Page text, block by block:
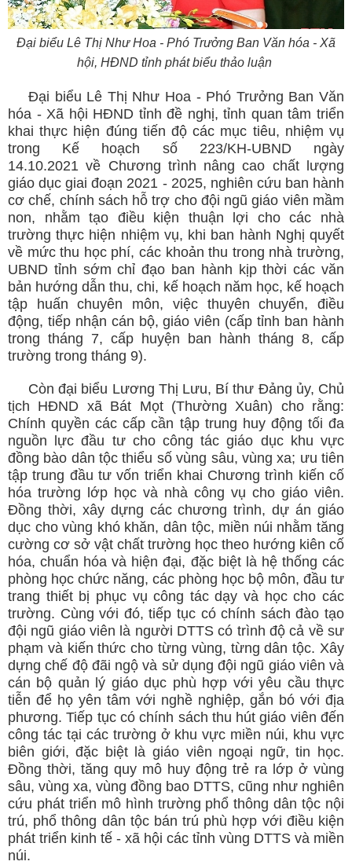
Đại biểu Lê Thị Như Hoa - Phó Trưởng Ban Văn hóa - Xã
hội, HĐND tỉnh phát biểu thảo luận
Đại biểu Lê Thị Như Hoa - Phó Trưởng Ban Văn
hóa - Xã hội HĐND tỉnh đề nghị, tỉnh quan tâm triển
khai thực hiện đúng tiến độ các mục tiêu, nhiệm vụ
trong Kế hoạch số 223/KH-UBND ngày
14.10.2021 về Chương trình nâng cao chất lượng
giáo dục giai đoạn 2021 - 2025, nghiên cứu ban hành
cơ chế, chính sách hỗ trợ cho đội ngũ giáo viên mầm
non, nhằm tạo điều kiện thuận lợi cho các nhà
trường thực hiện nhiệm vụ, khi ban hành Nghị quyết
về mức thu học phí, các khoản thu trong nhà trường,
UBND tỉnh sớm chỉ đạo ban hành kịp thời các văn
bản hướng dẫn thu, chi, kế hoạch năm học, kế hoạch
tập huấn chuyên môn, việc thuyên chuyển, điều
động, tiếp nhận cán bộ, giáo viên (cấp tỉnh ban hành
trong tháng 7, cấp huyện ban hành tháng 8, cấp
trường trong tháng 9).
Còn đại biểu Lương Thị Lưu, Bí thư Đảng ủy, Chủ
tịch HĐND xã Bát Mọt (Thường Xuân) cho rằng:
Chính quyền các cấp cần tập trung huy động tối đa
nguồn lực đầu tư cho công tác giáo dục khu vực
đồng bào dân tộc thiểu số vùng sâu, vùng xa; ưu tiên
tập trung đầu tư vốn triển khai Chương trình kiến cố
hóa trường lớp học và nhà công vụ cho giáo viên.
Đồng thời, xây dựng các chương trình, dự án giáo
dục cho vùng khó khăn, dân tộc, miền núi nhằm tăng
cường cơ sở vật chất trường học theo hướng kiên cố
hóa, chuẩn hóa và hiện đại, đặc biệt là hệ thống các
phòng học chức năng, các phòng học bộ môn, đầu tư
trang thiết bị phục vụ công tác dạy và học cho các
trường. Cùng với đó, tiếp tục có chính sách đào tạo
đội ngũ giáo viên là người DTTS có trình độ cả về sư
phạm và kiến thức cho từng vùng, từng dân tộc. Xây
dựng chế độ đãi ngộ và sử dụng đội ngũ giáo viên và
cán bộ quản lý giáo dục phù hợp với yêu cầu thực
tiễn để họ yên tâm với nghề nghiệp, gắn bó với địa
phương. Tiếp tục có chính sách thu hút giáo viên đến
công tác tại các trường ở khu vực miền núi, khu vực
biên giới, đặc biệt là giáo viên ngoại ngữ, tin học.
Đồng thời, tăng quy mô huy động trẻ ra lớp ở vùng
sâu, vùng xa, vùng đồng bao DTTS, cũng như nghiên
cứu phát triển mô hình trường phổ thông dân tộc nội
trú, phổ thông dân tộc bán trú phù hợp với điều kiện
phát triển kinh tế - xã hội các tỉnh vùng DTTS và miền
núi.